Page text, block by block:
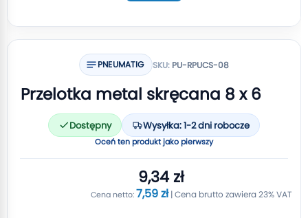
PNEUMATIG SKU: PU-RPUCS-08
Przelotka metal skręcana 8 x 6
Dostępny Wysyłka: 1-2 dni robocze
Oceń ten produkt jako pierwszy
9,34 zł
7,59 zł